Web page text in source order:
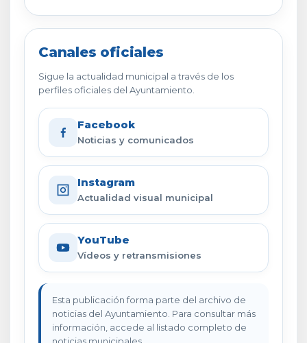
Canales oficiales
Sigue la actualidad municipal a través de los
perfiles oficiales del Ayuntamiento.
Facebook
Noticias y comunicados
Instagram
Actualidad visual municipal
YouTube
Vídeos y retransmisiones
Esta publicación forma parte del archivo de
noticias del Ayuntamiento. Para consultar más
información, accede al listado completo de